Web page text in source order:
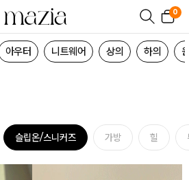
0
아우터 니트웨어 상의 하의
슬립온/스니커즈 가방 힐